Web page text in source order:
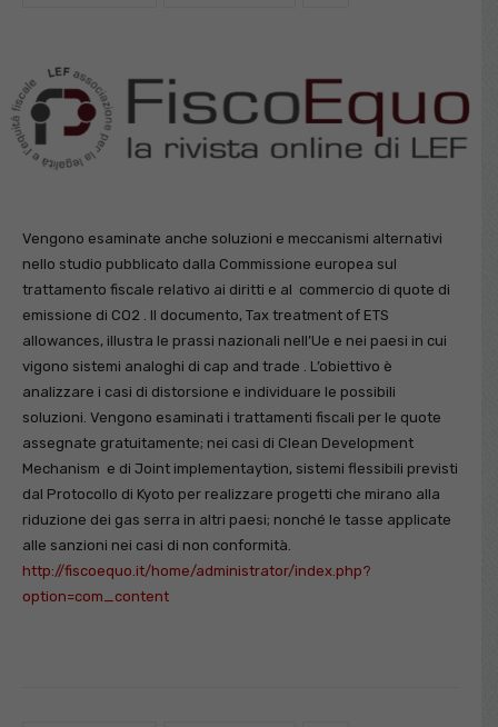
Vengono esaminate anche soluzioni e meccanismi alternativi
nello studio pubblicato dalla Commissione europea sul
trattamento fiscale relativo ai diritti e al commercio di quote di
emissione di CO2 . Il documento, Tax treatment of ETS
allowances, illustra le prassi nazionali nell’Ue e nei paesi in cui
vigono sistemi analoghi di cap and trade . L’obiettivo è
analizzare i casi di distorsione e individuare le possibili
soluzioni. Vengono esaminati i trattamenti fiscali per le quote
assegnate gratuitamente; nei casi di Clean Development
Mechanism e di Joint implementaytion, sistemi flessibili previsti
dal Protocollo di Kyoto per realizzare progetti che mirano alla
riduzione dei gas serra in altri paesi; nonché le tasse applicate
alle sanzioni nei casi di non conformità.
http://fiscoequo.it/home/administrator/index.php?
option=com_content